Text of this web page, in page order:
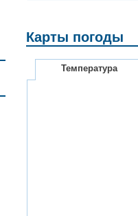
Карты погоды
Температура